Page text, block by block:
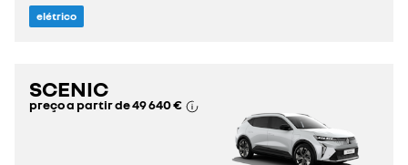
elétrico
SCENIC
preço a partir de49 640 €